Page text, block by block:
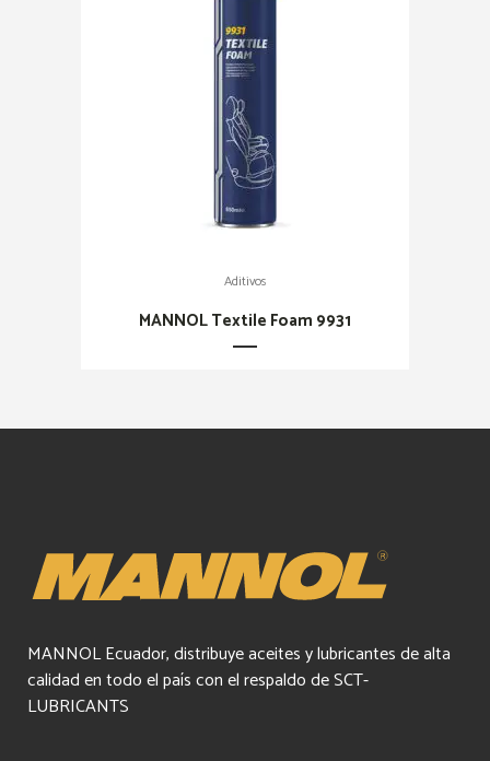
Aditivos
MANNOL Textile Foam 9931
MANNOL Ecuador, distribuye aceites y lubricantes de alta
calidad en todo el país con el respaldo de SCT-
LUBRICANTS